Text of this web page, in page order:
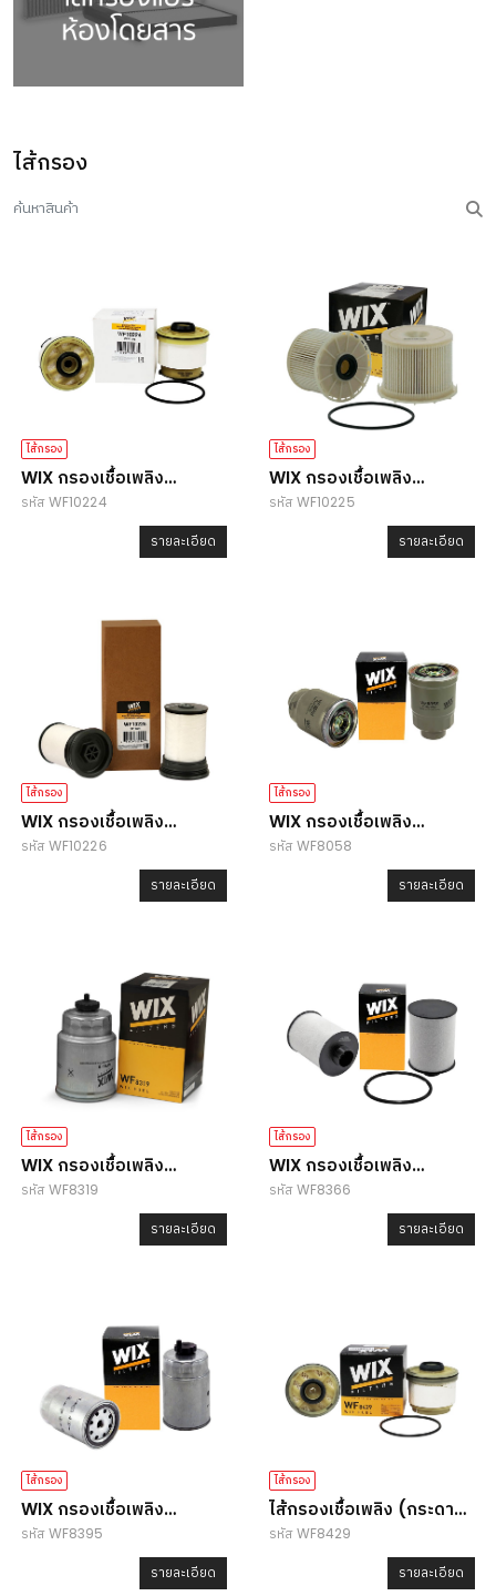
ไส้กรอง
ไส้กรอง
WIX กรองเชื้อเพลิง
WF10224
รหัส WF10224
รายละเอียด
ไส้กรอง
WIX กรองเชื้อเพลิง
WF10225
รหัส WF10225
รายละเอียด
ไส้กรอง
WIX กรองเชื้อเพลิง
WF10226
รหัส WF10226
รายละเอียด
ไส้กรอง
WIX กรองเชื้อเพลิง
WF8058
รหัส WF8058
รายละเอียด
ไส้กรอง
WIX กรองเชื้อเพลิง
WF8319
รหัส WF8319
รายละเอียด
ไส้กรอง
WIX กรองเชื้อเพลิง
WF8366
รหัส WF8366
รายละเอียด
ไส้กรอง
WIX กรองเชื้อเพลิง
WF8395
รหัส WF8395
รายละเอียด
ไส้กรอง
ไส้กรองเชื้อเพลิง (กระดาษ)
WIX WF8429
รหัส WF8429
รายละเอียด